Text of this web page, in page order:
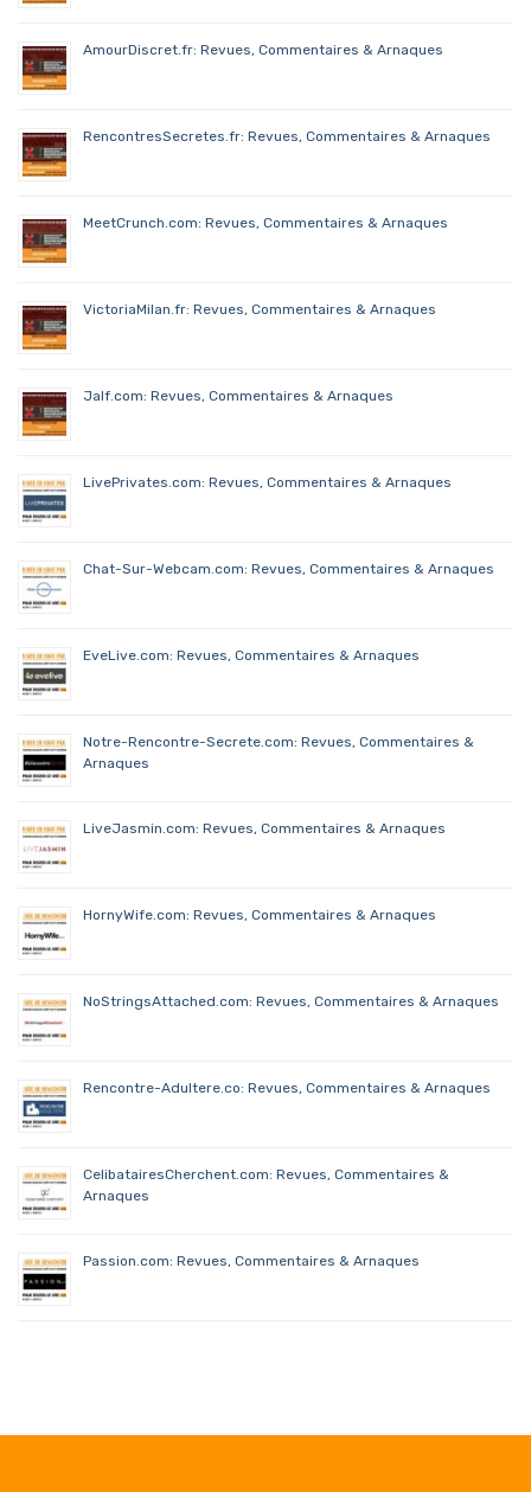
AmourDiscret.fr: Revues, Commentaires & Arnaques
RencontresSecretes.fr: Revues, Commentaires & Arnaques
MeetCrunch.com: Revues, Commentaires & Arnaques
VictoriaMilan.fr: Revues, Commentaires & Arnaques
Jalf.com: Revues, Commentaires & Arnaques
LivePrivates.com: Revues, Commentaires & Arnaques
Chat-Sur-Webcam.com: Revues, Commentaires & Arnaques
EveLive.com: Revues, Commentaires & Arnaques
Notre-Rencontre-Secrete.com: Revues, Commentaires &
Arnaques
LiveJasmin.com: Revues, Commentaires & Arnaques
HornyWife.com: Revues, Commentaires & Arnaques
NoStringsAttached.com: Revues, Commentaires & Arnaques
Rencontre-Adultere.co: Revues, Commentaires & Arnaques
CelibatairesCherchent.com: Revues, Commentaires &
Arnaques
Passion.com: Revues, Commentaires & Arnaques